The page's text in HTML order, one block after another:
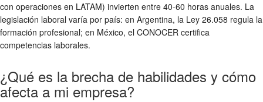
con operaciones en LATAM) invierten entre 40-60 horas anuales. La
legislación laboral varía por país: en Argentina, la Ley 26.058 regula la
formación profesional; en México, el CONOCER certifica
competencias laborales.
¿Qué es la brecha de habilidades y cómo
afecta a mi empresa?